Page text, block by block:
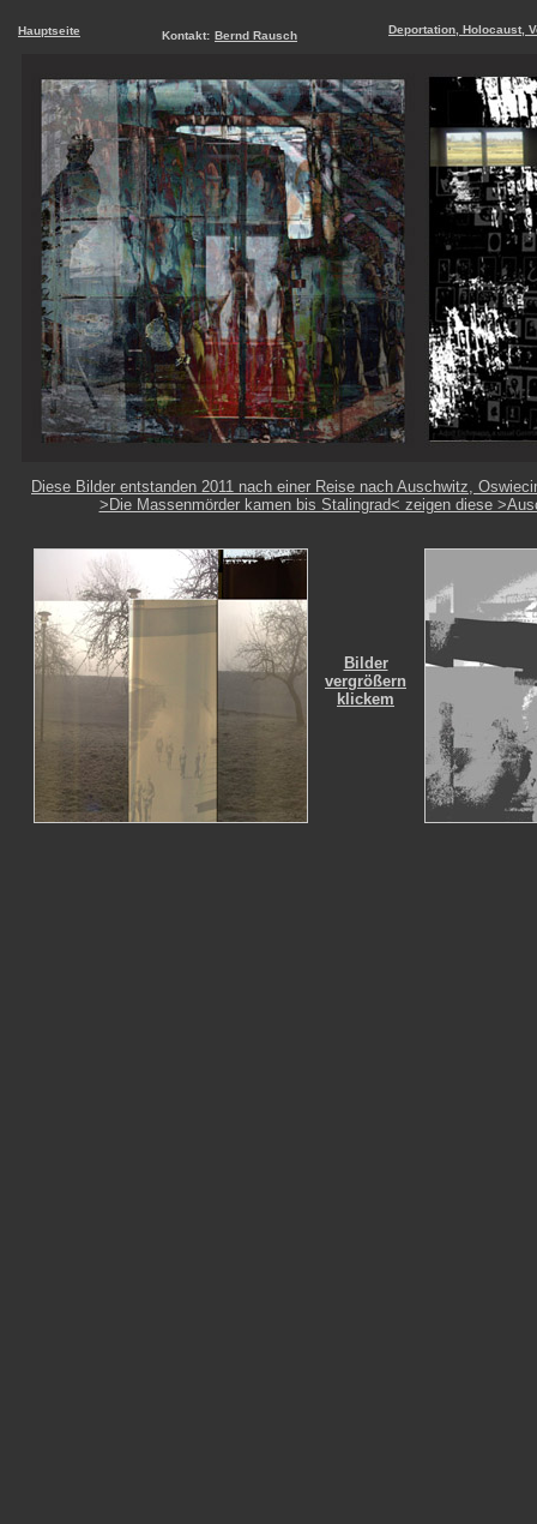
Kontakt: Bernd Rausch Deportation, Holocaust,
Hauptseite
Diese Bilder entstanden 2011 nach einer Reise nach Auschwitz,
>Die Massenmörder kamen bis Stalingrad< zeigen diese
Bilder
vergrößern
klickem